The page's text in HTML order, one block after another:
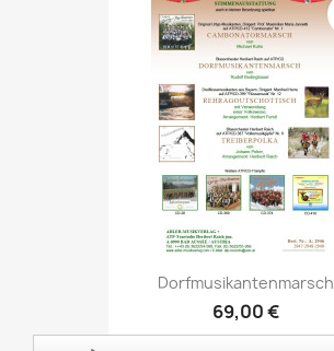
Dorfmusikantenmarsch
69,00 €